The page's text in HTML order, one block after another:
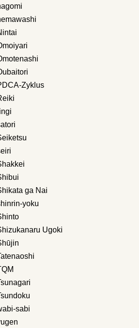
Zyklus
ga Nai
yoku
Ugoki
sabi